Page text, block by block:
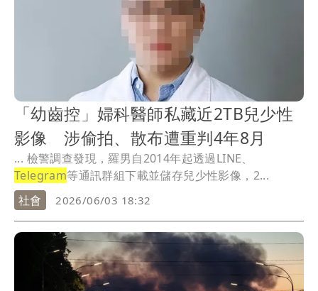
「幼齒控」婦科醫師私藏近2TB兒少性
影像 涉偷拍、散布遭重判4年8月
... 檢警調查發現，羅男自2014年起透過LINE、
Telegram等通訊群組下載並儲存兒少性影像，2...
社會
2026/06/03 18:32